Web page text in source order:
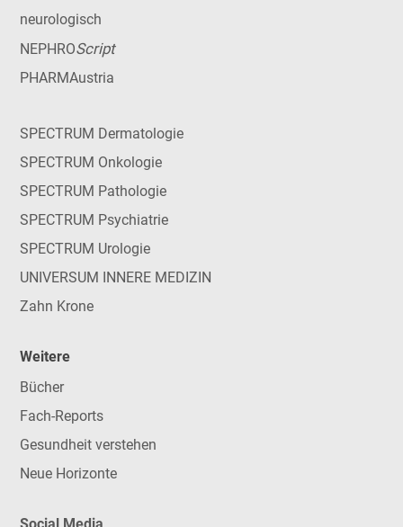
neurologisch
NEPHROScript
PHARMAustria
SPECTRUM Dermatologie
SPECTRUM Onkologie
SPECTRUM Pathologie
SPECTRUM Psychiatrie
SPECTRUM Urologie
UNIVERSUM INNERE MEDIZIN
Zahn Krone
Weitere
Bücher
Fach-Reports
Gesundheit verstehen
Neue Horizonte